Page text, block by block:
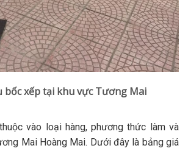
bốc xếp tại khu vực Tương Mai
vào loại hàng, phương thức làm và
Mai Hoàng Mai. Dưới đây là bảng giá